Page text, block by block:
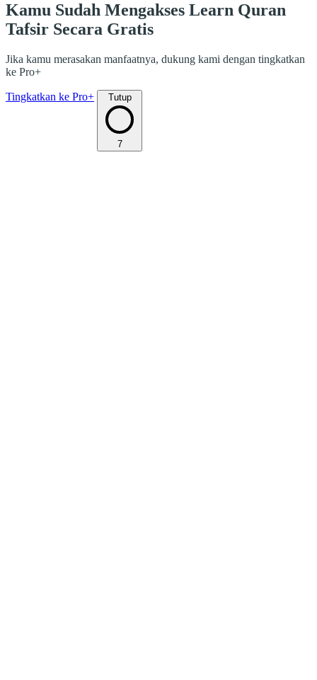
Kamu Sudah Mengakses Learn Quran
Tafsir Secara Gratis
Jika kamu merasakan manfaatnya, dukung kami dengan tingkatkan
ke Pro+
Tingkatkan ke Pro+ Tutup
7